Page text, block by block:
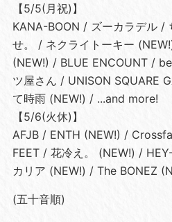
【5/5(⽉祝)】
KANA-BOON / ズーカラデル /
せ。 / ネクライトーキー
(NEW!) / BLUE ENCOUNT /
ツ屋さん / UNISON SQUARE
て時⾬ (NEW!) / ...and more!
【5/6(⽕休)】
AFJB / ENTH (NEW!) /
FEET / 花冷え。 (NEW!) /
カリア (NEW!) / The BONEZ
(五⼗⾳順)